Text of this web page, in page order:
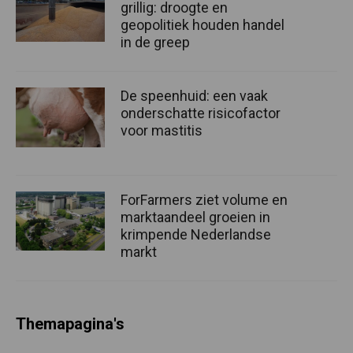
grillig: droogte en
geopolitiek houden handel
in de greep
De speenhuid: een vaak
onderschatte risicofactor
voor mastitis
ForFarmers ziet volume en
marktaandeel groeien in
krimpende Nederlandse
markt
Themapagina's